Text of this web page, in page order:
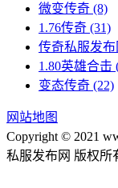
微变传奇 (8)
1.76传奇 (31)
传奇私服发布
1.80英雄合击
变态传奇 (22)
网站地图
Copyright © 2021
私服发布网 版权所